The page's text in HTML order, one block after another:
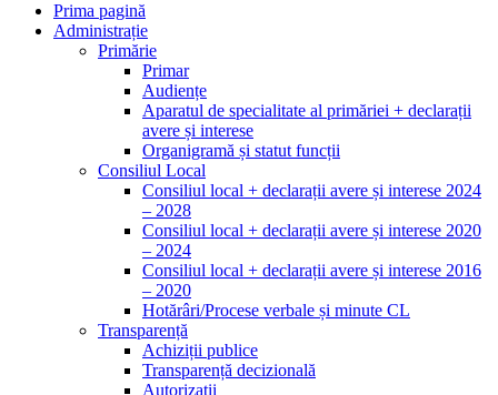
Prima pagină
Administrație
Primărie
Primar
Audiențe
Aparatul de specialitate al primăriei + declarații
avere și interese
Organigramă și statut funcții
Consiliul Local
Consiliul local + declarații avere și interese 2024
– 2028
Consiliul local + declarații avere și interese 2020
– 2024
Consiliul local + declarații avere și interese 2016
– 2020
Hotărâri/Procese verbale și minute CL
Transparență
Achiziții publice
Transparență decizională
Autorizații